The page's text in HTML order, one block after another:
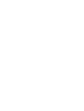
więc naszą
po klasyczną